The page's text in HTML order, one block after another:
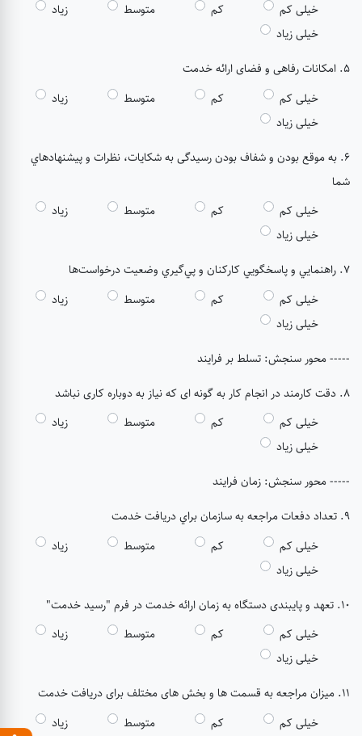
خیلی کم
کم متوسط
زیاد
خیلی زیاد
5. امکانات رفاهی و فضای ارائه خدمت
خیلی کم
کم متوسط
زیاد
خیلی زیاد
6. به موقع بودن و شفاف بودن رسیدگی به شكايات، نظرات و پيشنهادهاي
شما
خیلی کم
کم متوسط
زیاد
خیلی زیاد
7. راهنمايي و پاسخگويي كاركنان و پي‌گيري وضعيت درخواست‌ها
خیلی کم
کم متوسط
زیاد
خیلی زیاد
----- محور سنجش: تسلط بر فرایند
8. دقت کارمند در انجام کار به گونه ای که نیاز به دوباره کاری نباشد
خیلی کم
کم متوسط
زیاد
خیلی زیاد
----- محور سنجش: زمان فرایند
9. تعداد دفعات مراجعه به سازمان براي دريافت خدمت
خیلی کم
کم متوسط
زیاد
خیلی زیاد
10. تعهد و پایبندی دستگاه به زمان ارائه خدمت در فرم "رسید خدمت"
خیلی کم
کم متوسط
زیاد
خیلی زیاد
11. میزان مراجعه به قسمت ها و بخش های مختلف برای دریافت خدمت
خیلی کم
کم متوسط زیاد